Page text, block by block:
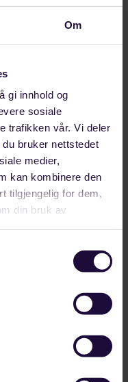
Om
gi innhold og
sosiale
trafikken vår. Vi deler
bruker nettstedet
medier,
kan kombinere den
tilgjengelig for dem,
din bruk av
og som får avslag
dag, fortløpende
størrelse.
til
grunnet streik i
størrelse er